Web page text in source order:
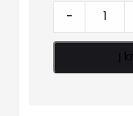
WELLBAK
COMFORT
ir
-
Į